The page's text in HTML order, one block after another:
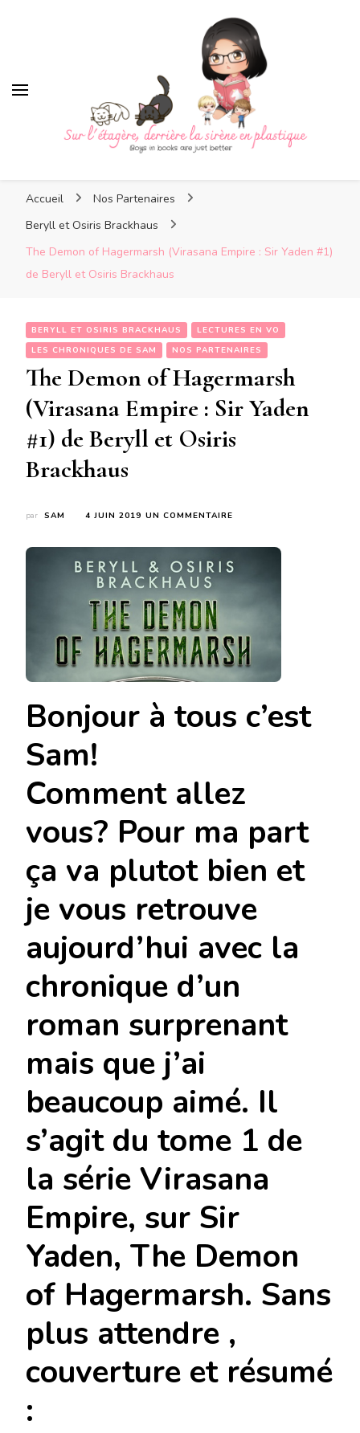
Sur l'étagère, derrière la
sirène en plastique
sirène en plastique
Accueil
Nos Partenaires
Beryll et Osiris Brackhaus
The Demon of Hagermarsh (Virasana Empire : Sir Yaden #1)
de Beryll et Osiris Brackhaus
BERYLL ET OSIRIS BRACKHAUS
LECTURES EN VO
LES CHRONIQUES DE SAM
NOS PARTENAIRES
The Demon of Hagermarsh
(Virasana Empire : Sir Yaden
#1) de Beryll et Osiris
Brackhaus
par SAM 4 JUIN 2019 UN COMMENTAIRE
HAGERMARSH
YADEN
#1)
OSIRIS
Bonjour à tous c’est
Sam!
Comment allez
vous? Pour ma part
ça va plutot bien et
je vous retrouve
aujourd’hui avec la
chronique d’un
roman surprenant
mais que j’ai
beaucoup aimé. Il
s’agit du tome 1 de
la série Virasana
Empire, sur Sir
Yaden, The Demon
of Hagermarsh. Sans
plus attendre ,
couverture et résumé
: